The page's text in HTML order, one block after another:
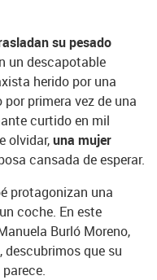
su pesado
un descapotable
herido por una
primera vez de una
curtido en mil
olvidar,una mujer
cansada de esperar.
protagonizan una
coche. En este
Burló Moreno,
descubrimos que su